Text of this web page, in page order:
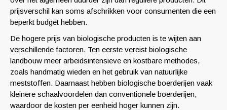
prijsverschil kan soms afschrikken voor consumenten die een
beperkt budget hebben.
De hogere prijs van biologische producten is te wijten aan
verschillende factoren. Ten eerste vereist biologische
landbouw meer arbeidsintensieve en kostbare methodes,
zoals handmatig wieden en het gebruik van natuurlijke
meststoffen. Daarnaast hebben biologische boerderijen vaak
kleinere schaalvoordelen dan conventionele boerderijen,
waardoor de kosten per eenheid hoger kunnen zijn.